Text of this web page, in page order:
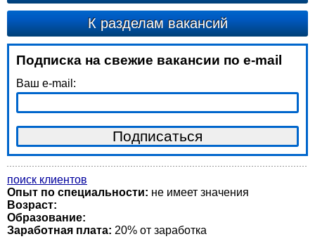
К разделам вакансий
Подписка на свежие вакансии по e-mail
Ваш e-mail:
поиск клиентов
Опыт по специальности: не имеет значения
Возраст:
Образование:
Заработная плата: 20% от заработка